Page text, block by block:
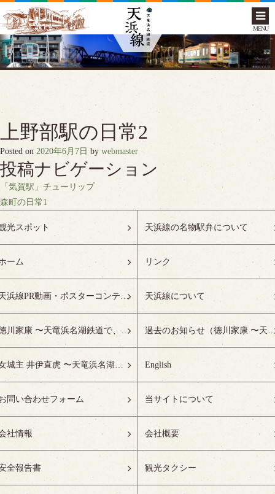
MENU
上野部駅の日常2
Posted on 2020年6月7日 by webmaster
投稿ナビゲーション
「気賀駅」チューリップ
森町の日常1
光スポット 天浜線の名物駅弁について
ーム リンク
天浜線PR動画・ポスターコンテスト受賞作品特設ページ 天浜線について
徳川家康 〜天竜浜名湖鉄道で、徳川ゆかりの地へ！〜 過去のお知らせ（徳川家康 〜天竜浜名湖鉄道で、
女城主 井伊直虎 〜天竜浜名湖鉄道で、井の国へ！〜 English
問い合わせフォーム 当サイトについて
社情報 会社概要
全報告書 観光タクシー